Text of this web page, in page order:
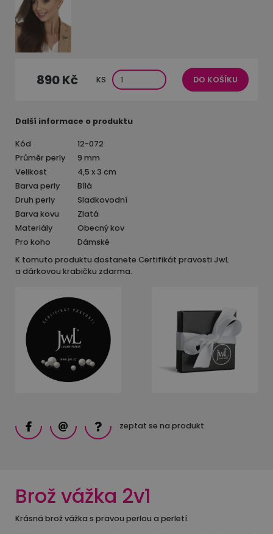
890 Kč KS DO KOŠÍKU
Další informace o produktu
Kód
12-072
Průměr perly
9 mm
Velikost
4,5 x 3 cm
Barva perly
Bílá
Druh perly
Sladkovodní
Barva kovu
Zlatá
Materiály
Obecný kov
Pro koho
Dámské
K tomuto produktu dostanete Certifikát pravosti JwL
a dárkovou krabičku zdarma.
zeptat se na produkt
Brož vážka 2v1
Krásná brož vážka s pravou perlou a perletí.